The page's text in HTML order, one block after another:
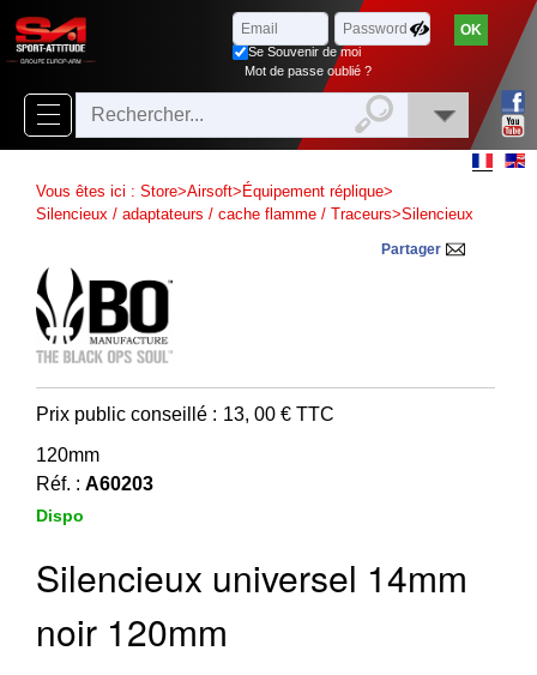
Parcourir
Nouveautés
Packs
ventes
Airsoft ‣
Paintball‣
Air
Comprimé
Outdoor
Défense
Accueil
xFermer
Se Souvenir de moi
Mot de passe oublié ?
Vous êtes ici : Store>Airsoft> Équipement réplique>
Silencieux / adaptateurs / cache flamme / Traceurs>Silencieux
Partager
Prix public conseillé : 13, 00 € TTC
120mm
Réf. : A60203
Dispo
Silencieux universel 14mm
noir 120mm